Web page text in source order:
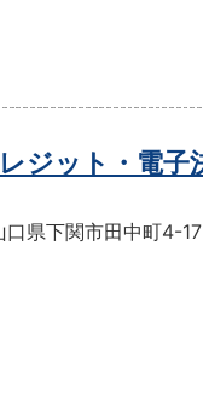
ジット・電子
口県下関市田中町4-17